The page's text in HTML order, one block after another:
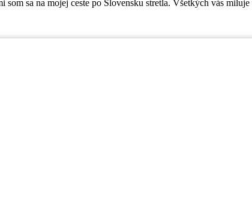
sa na mojej ceste po Slovensku stretla. Všetkých vás